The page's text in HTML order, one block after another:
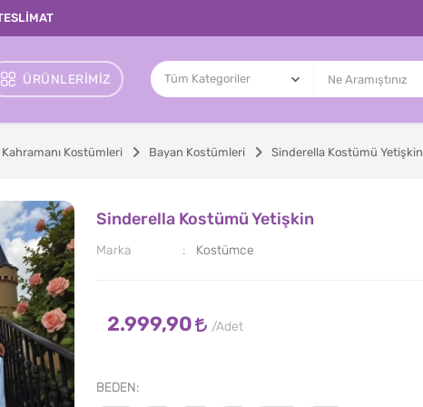
ÜRÜNLERIMIZ
Kostümleri Bayan Kostümleri Sinderella Kostümü Yetişkin
Sinderella Kostümü Yetişkin
Marka Kostümce
2.999,90
BEDEN